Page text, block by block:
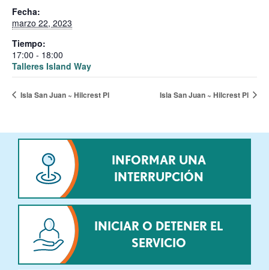
Fecha:
marzo 22, 2023
Tiempo:
17:00 - 18:00
Talleres Island Way
Isla San Juan ~ Hilcrest Pl Isla San Juan ~ Hilcrest Pl
INFORMAR UNA
INTERRUPCIÓN
INICIAR O DETENER EL
SERVICIO